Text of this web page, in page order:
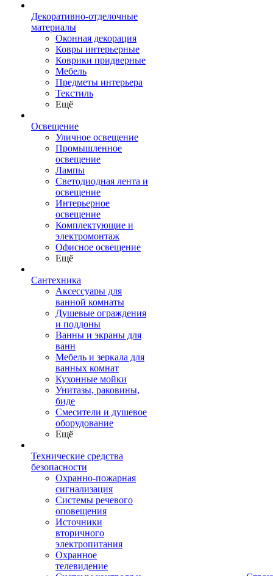
Декоративно-отделочные
материалы
Оконная декорация
Ковры интерьерные
Коврики придверные
Мебель
Предметы интерьера
Текстиль
Ещё
Освещение
Уличное освещение
Промышленное
освещение
Лампы
Светодиодная лента и
освещение
Интерьерное
освещение
Комплектующие и
электромонтаж
Офисное освещение
Ещё
Сантехника
Аксессуары для
ванной комнаты
Душевые ограждения
и поддоны
Ванны и экраны для
ванн
Мебель и зеркала для
ванных комнат
Кухонные мойки
Унитазы, раковины,
биде
Смесители и душевое
оборудование
Ещё
Технические средства
безопасности
Охранно-пожарная
сигнализация
Системы речевого
оповещения
Источники
вторичного
электропитания
Охранное
телевидение